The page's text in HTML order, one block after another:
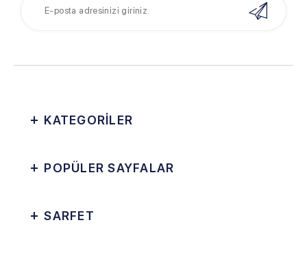
KATEGORİLER
POPÜLER SAYFALAR
SARFET